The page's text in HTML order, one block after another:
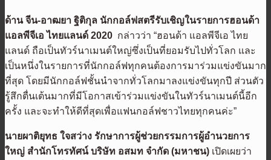
ด้าน จีน-อาฒยา ฐิติกุล นักกอล์ฟสตรีรับเชิญในรายการฮอนด้า
แอลพีจีเอ ไทยแลนด์ 2020 กล่าวว่า “ฮอนด้า แอลพีจีเอ ไทย
แลนด์ ถือเป็นทัวร์นาเมนต์ใหญ่ซึ่งเป็นที่ยอมรับไปทั่วโลก และ
เป็นหนึ่งในรายการที่นักกอล์ฟทุกคนต้องการมาร่วมแข่งขันมาก
ที่สุด โดยมีนักกอล์ฟชั้นนำจากทั่วโลกมาลงแข่งขันทุกปี ส่วนตัว
รู้สึกตื่นเต้นมากที่มีโอกาสเข้าร่วมแข่งขันในทัวร์นาเมนต์นี้อีก
ครั้ง และจะทำให้ดีที่สุดเพื่อแฟนกอล์ฟชาวไทยทุกคนค่ะ”
นายผาติยุทธ ใจสว่าง รักษาการผู้ช่วยกรรมการผู้อำนวยการ
ใหญ่ สำนักโทรทัศน์ บริษัท อสมท จำกัด (มหาชน) เปิดเผยว่า